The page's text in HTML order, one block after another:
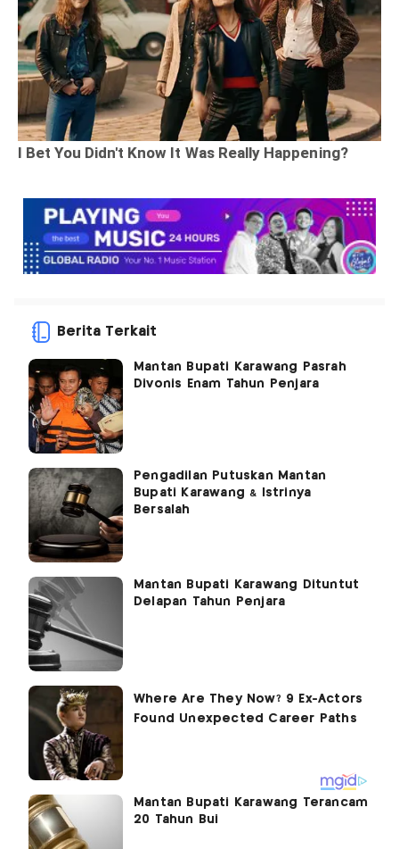
Berita Terkait
Mantan Bupati Karawang Pasrah
Divonis Enam Tahun Penjara
Pengadilan Putuskan Mantan
Bupati Karawang & Istrinya
Bersalah
Mantan Bupati Karawang Dituntut
Delapan Tahun Penjara
Mantan Bupati Karawang Terancam
20 Tahun Bui